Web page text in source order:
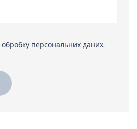
персональних даних.